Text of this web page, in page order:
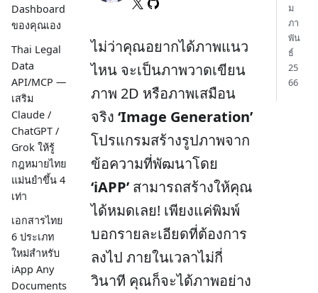
Dashboard
ของคุณเอง
Thai Legal
Data
API/MCP —
เสริม
Claude /
ChatGPT /
Grok ให้รู้
กฎหมายไทย
แม่นยำขึ้น 4
เท่า
เอกสารไทย
6 ประเภท
ใหม่สำหรับ
iApp Any
Documents
ไม่ว่าคุณอยากได้ภาพแนว
ไหน จะเป็นภาพวาดเขียน
ภาพ 2D หรือภาพเสมือน
จริง ‘Image Generation’
โปรแกรมสร้างรูปภาพจาก
ข้อความที่พัฒนาโดย
‘iAPP’ สามารถสร้างให้คุณ
ได้หมดเลย! เพียงแค่พิมพ์
บอกรายละเอียดที่ต้องการ
ลงไป ภายในเวลาไม่กี่
วินาที คุณก็จะได้ภาพอย่าง
ม
ภา
พัน
ธ์
25
66